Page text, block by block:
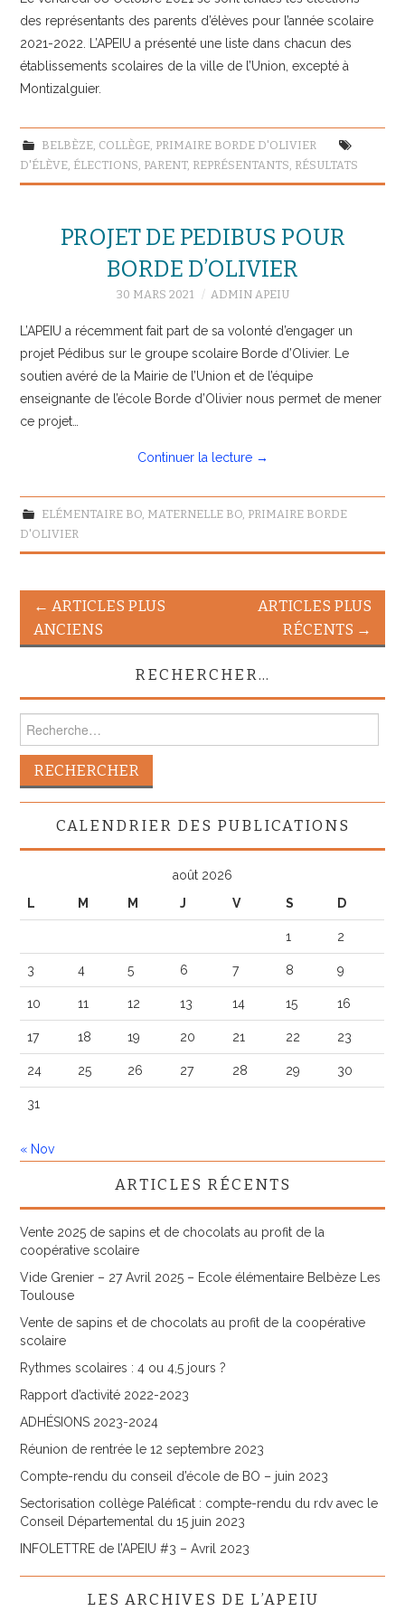
des représentants des parents d’élèves pour l’année scolaire
2021-2022. L’APEIU a présenté une liste dans chacun des
établissements scolaires de la ville de l’Union, excepté à
Montizalguier.
BELBÈZE, COLLÈGE, PRIMAIRE BORDE D'OLIVIER
D'ÉLÈVE ÉLECTIONS PARENT, REPRÉSENTANTS RÉSULTATS
PROJET DE PEDIBUS POUR
BORDE D’OLIVIER
30 MARS 2021 ADMIN APEIU
L’APEIU a récemment fait part de sa volonté d’engager un
projet Pédibus sur le groupe scolaire Borde d’Olivier. Le
soutien avéré de la Mairie de l’Union et de l’équipe
enseignante de l’école Borde d’Olivier nous permet de mener
ce projet…
Continuer la lecture →
ELÉMENTAIRE BO, MATERNELLE BO, PRIMAIRE BORDE
D'OLIVIER
Navigation
des
articles
← ARTICLES PLUS
ANCIENS
ARTICLES PLUS
RÉCENTS →
RECHERCHER…
Rechercher :
CALENDRIER DES PUBLICATIONS
août 2026
L
M M J V S D
1 2
3 4 5 6 7 8 9
10 11 12 13 14 15 16
17 18 19 20 21 22 23
24 25 26 27 28 29 30
31
« Nov
ARTICLES RÉCENTS
Vente 2025 de sapins et de chocolats au profit de la
coopérative scolaire
Vide Grenier – 27 Avril 2025 – Ecole élémentaire Belbèze Les
Toulouse
Vente de sapins et de chocolats au profit de la coopérative
scolaire
Rythmes scolaires : 4 ou 4,5 jours ?
Rapport d’activité 2022-2023
ADHÉSIONS 2023-2024
Réunion de rentrée le 12 septembre 2023
Compte-rendu du conseil d’école de BO – juin 2023
Sectorisation collège Paléficat : compte-rendu du rdv avec le
Conseil Départemental du 15 juin 2023
INFOLETTRE de l’APEIU #3 – Avril 2023
LES ARCHIVES DE L’APEIU